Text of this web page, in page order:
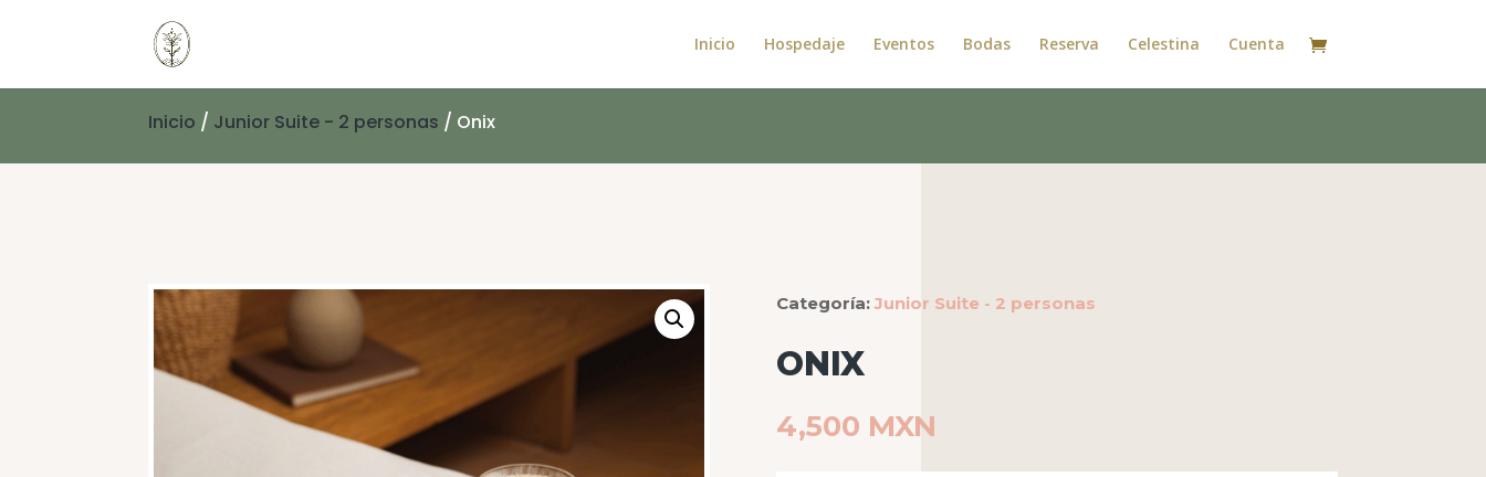
Inicio Hospedaje Eventos Bodas Reserva Celestina Cuenta
Inicio / Junior Suite - 2 personas / Onix
Categoría:Junior Suite - 2 personas
ONIX
4,500 MXN